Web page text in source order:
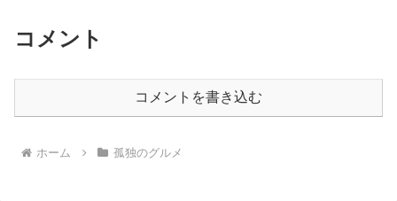
コメント
コメントを書き込む
ホーム 孤独のグルメ